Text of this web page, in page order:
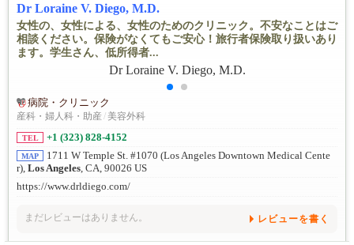
Dr Loraine V. Diego, M.D.
女性の、女性による、女性のためのクリニック。不安なことはご
相談ください。保険がなくてもご安心！旅行者保険取り扱いあり
ます。学生さん、低所得者...
病院・クリニック
産科・婦人科・助産/ 美容外科
TEL +1 (323) 828-4152
MAP
1711 W Temple St. #1070 (Los Angeles Downtown Medical Cente
r), Los Angeles, CA, 90026 US
https://www.drldiego.com/
まだレビューはありません。 レビューを書く